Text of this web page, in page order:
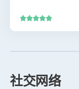
社交网络